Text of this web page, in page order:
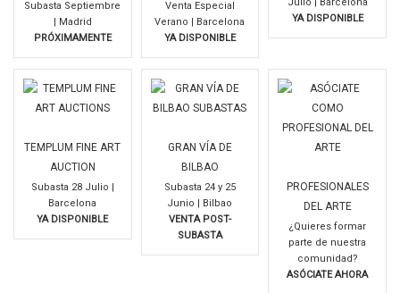
Subasta Septiembre
| Madrid
PRÓXIMAMENTE
Venta Especial
Verano | Barcelona
YA DISPONIBLE
YA DISPONIBLE
TEMPLUM FINE ART
AUCTION
Subasta 28 Julio |
Barcelona
YA DISPONIBLE
GRAN VÍA DE
BILBAO
Subasta 24 y 25
Junio | Bilbao
VENTA POST-
SUBASTA
PROFESIONALES
DEL ARTE
¿Quieres formar
parte de nuestra
comunidad?
ASÓCIATE AHORA